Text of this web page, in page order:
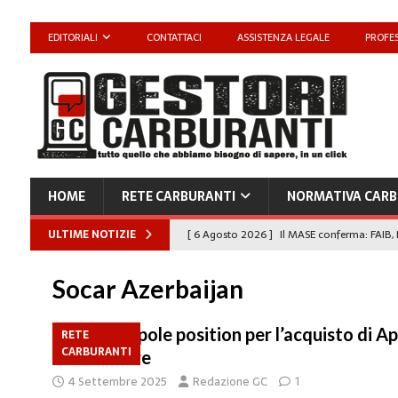
EDITORIALI CONTATTACI ASSISTENZA LEGALE
HOME RETE CARBURANTI NORMATIVA
ULTIME NOTIZIE [ 6 Agosto 2026 ] Il MASE conferma:
[ 6 Agosto 2026 ]
“Da ‘Qui ci puoi fare
Enilive diventa nazionale”
EDITORIALI
[ 4 Agosto 2026 ]
Carburanti, Sperduto
Socar Azerbaijan
RETE
CARBURANTI
Socar in pole position per l’acquisto di
a settembre
4 Settembre 2025 Redazione GC 1